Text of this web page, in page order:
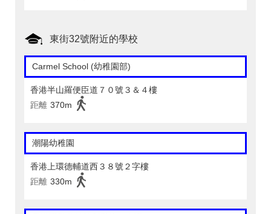
東街32號附近的學校
Carmel School (幼稚園部)
香港半山羅便臣道７０號３＆４樓
距離 370m
潮陽幼稚園
香港上環德輔道西３８號２字樓
距離 330m